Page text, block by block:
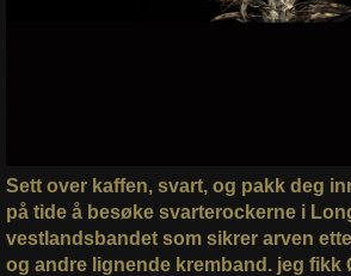
Sett over kaffen, svart, og pakk deg
på tide å besøke svarterockerne i
vestlandsbandet som sikrer arven
og andre lignende kremband. jeg fikk